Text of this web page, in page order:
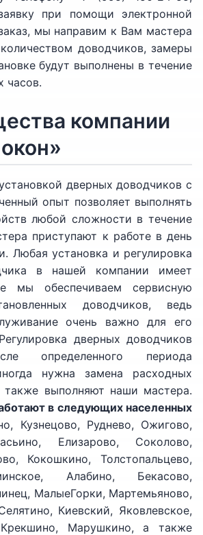
при помощи электронной
мы направим к Вам мастера
доводчиков, замеры
будут выполнены в течение
часов.
компании
дверных доводчиков с
опыт позволяет выполнять
любой сложности в течение
приступают к работе в день
Любая установка и регулировка
в нашей компании имеет
мы обеспечиваем сервисную
доводчиков, ведь
очень важно для его
дверных доводчиков
определенного периода
нужна замена расходных
также выполняют наши мастера.
в следующих населенных
Кузнецово, Руднево, Ожигово,
Елизарово, Соколово,
Кокошкино, Толстопальцево,
Алабино, Бекасово,
МалыеГорки, Мартемьяново,
Киевский, Яковлевское,
Марушкино, а также